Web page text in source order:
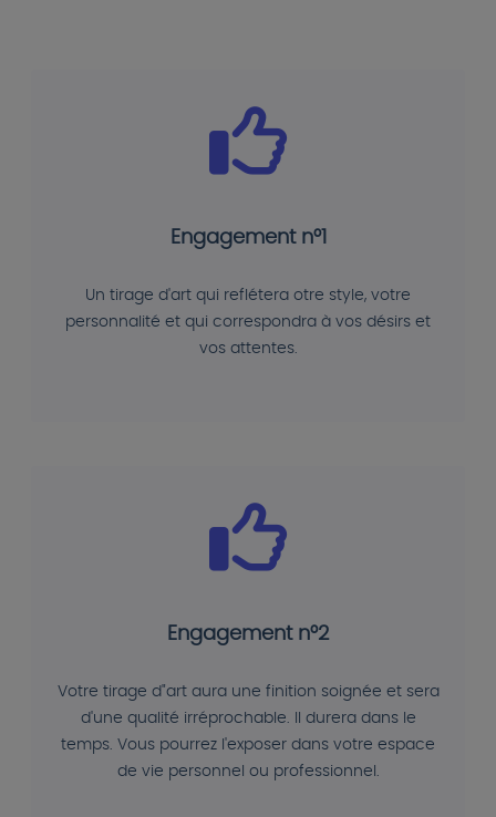
Engagement n°1
Un tirage d'art qui reflétera otre style, votre
personnalité et qui correspondra à vos désirs et
vos attentes.
Engagement n°2
Votre tirage d"art aura une finition soignée et sera
d'une qualité irréprochable. Il durera dans le
temps. Vous pourrez l'exposer dans votre espace
de vie personnel ou professionnel.